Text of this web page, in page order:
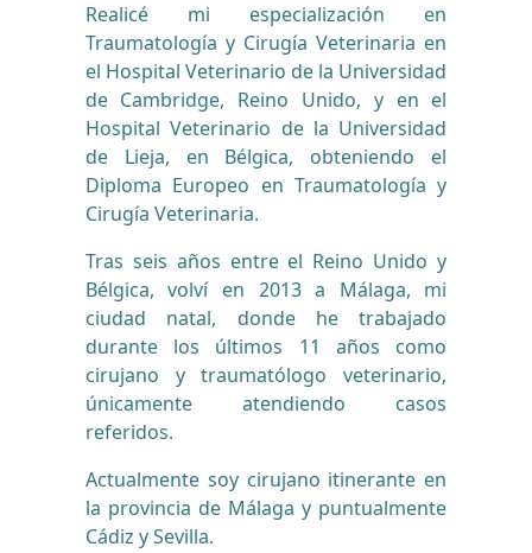
Realicé mi especialización en
Traumatología y Cirugía Veterinaria en
el Hospital Veterinario de la Universidad
de Cambridge, Reino Unido, y en el
Hospital Veterinario de la Universidad
de Lieja, en Bélgica, obteniendo el
Diploma Europeo en Traumatología y
Cirugía Veterinaria.
Tras seis años entre el Reino Unido y
Bélgica, volví en 2013 a Málaga, mi
ciudad natal, donde he trabajado
durante los últimos 11 años como
cirujano y traumatólogo veterinario,
únicamente atendiendo casos
referidos.
Actualmente soy cirujano itinerante en
la provincia de Málaga y puntualmente
Cádiz y Sevilla.